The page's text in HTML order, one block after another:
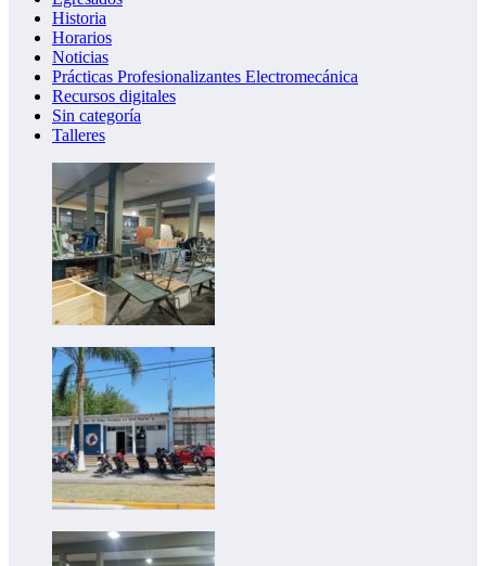
Historia
Horarios
Noticias
Prácticas Profesionalizantes Electromecánica
Recursos digitales
Sin categoría
Talleres